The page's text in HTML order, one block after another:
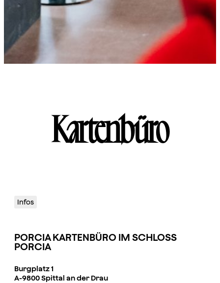
Kartenbüro
Infos
PORCIA KARTENBÜRO IM SCHLOSS
PORCIA
Burgplatz 1
A-9800 Spittal an der Drau